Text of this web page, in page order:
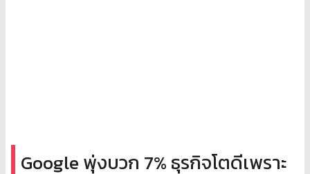
Google พุ่งบวก 7% ธุรกิจโตดีเพราะ